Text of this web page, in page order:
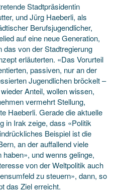
Stadtpräsidentin
und Jürg Haeberli, als
Berufsjugendlicher,
auf eine neue Generation,
das von der Stadtregierung
erläuterten. «Das Vorurteil
passiven, nur an der
Jugendlichen bröckelt –
Anteil, wollen wissen,
vermehrt Stellung,
Haeberli. Gerade die aktuelle
in Irak zeige, dass «Politik
Beispiel ist die
an der auffallend viele
und wenns gelinge,
von der Weltpolitik auch
zu steuern», dann, so
das Ziel erreicht.